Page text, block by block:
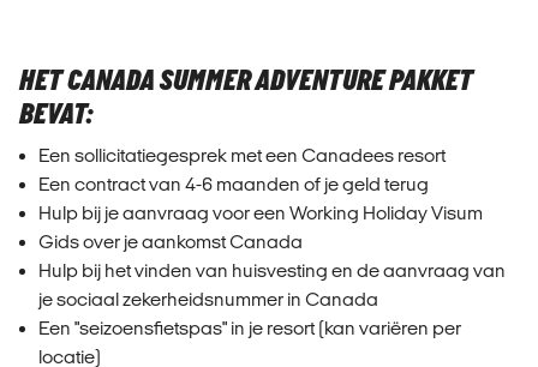
HET CANADA SUMMER ADVENTURE PAKKET
BEVAT:
Een sollicitatiegesprek met een Canadees resort
Een contract van 4-6 maanden of je geld terug
Hulp bij je aanvraag voor een Working Holiday Visum
Gids over je aankomst Canada
Hulp bij het vinden van huisvesting en de aanvraag van
je sociaal zekerheidsnummer in Canada
Een "seizoensfietspas" in je resort (kan variëren per
locatie)